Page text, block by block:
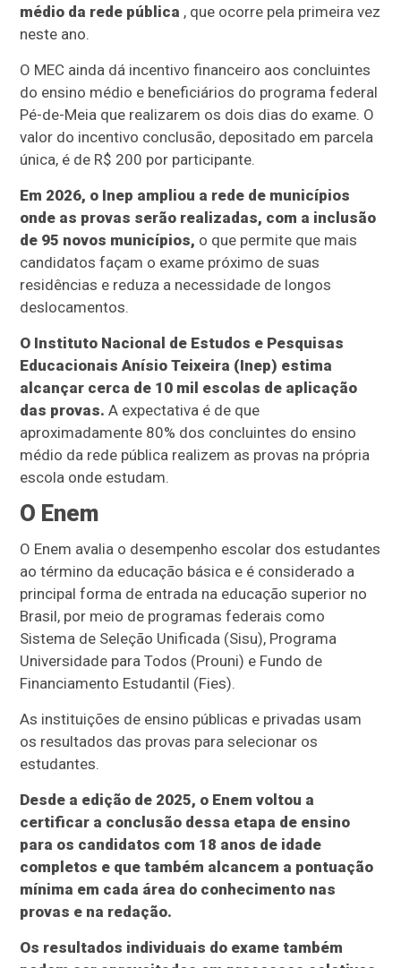
médio da rede pública , que ocorre pela primeira vez
neste ano.
O MEC ainda dá incentivo financeiro aos concluintes
do ensino médio e beneficiários do programa federal
Pé-de-Meia que realizarem os dois dias do exame. O
valor do incentivo conclusão, depositado em parcela
única, é de R$ 200 por participante.
Em 2026, o Inep ampliou a rede de municípios
onde as provas serão realizadas, com a inclusão
de 95 novos municípios, o que permite que mais
candidatos façam o exame próximo de suas
residências e reduza a necessidade de longos
deslocamentos.
O Instituto Nacional de Estudos e Pesquisas
Educacionais Anísio Teixeira (Inep) estima
alcançar cerca de 10 mil escolas de aplicação
das provas. A expectativa é de que
aproximadamente 80% dos concluintes do ensino
médio da rede pública realizem as provas na própria
escola onde estudam.
O Enem
O Enem avalia o desempenho escolar dos estudantes
ao término da educação básica e é considerado a
principal forma de entrada na educação superior no
Brasil, por meio de programas federais como
Sistema de Seleção Unificada (Sisu), Programa
Universidade para Todos (Prouni) e Fundo de
Financiamento Estudantil (Fies).
As instituições de ensino públicas e privadas usam
os resultados das provas para selecionar os
estudantes.
Desde a edição de 2025, o Enem voltou a
certificar a conclusão dessa etapa de ensino
para os candidatos com 18 anos de idade
completos e que também alcancem a pontuação
mínima em cada área do conhecimento nas
provas e na redação.
Os resultados individuais do exame também